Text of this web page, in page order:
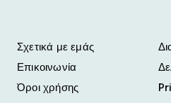
Σχετικά με εμάς
Επικοινωνία
Όροι χρήσης